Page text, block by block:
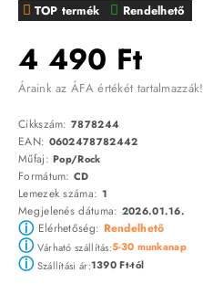
TOP termék Rendelhető
4 490 Ft
Áraink az ÁFA értékét tartalmazzák!
Cikkszám: 7878244
EAN: 0602478782442
Műfaj:Pop/Rock
Formátum: CD
Lemezek száma: 1
Megjelenés dátuma: 2026.01.16.
ⓘElérhetőség: Rendelhető
ⓘVárható szállítás:5-30 munkanap
ⓘSzállítási ár:1390 Ft-tól